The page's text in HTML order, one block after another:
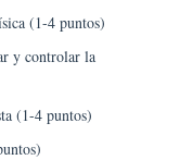
(1-4 puntos)
y controlar la
(1-4 puntos)